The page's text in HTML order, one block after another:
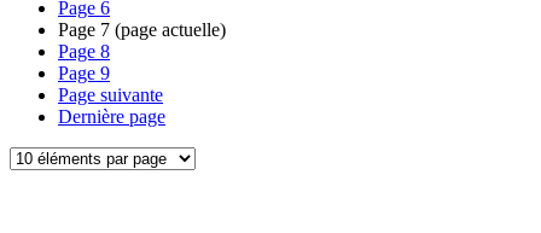
Page 6
Page 7 (page actuelle)
Page 8
Page 9
Page suivante
Dernière page